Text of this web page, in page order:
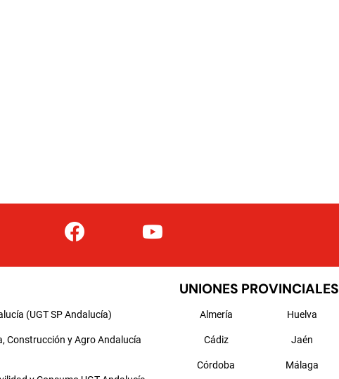
(UGT SP Andalucía)
Construcción y Agro Andalucía
UNIONES PROVINCIALES
Almería
Cádiz
Córdoba
Huelva
Jaén
Málaga